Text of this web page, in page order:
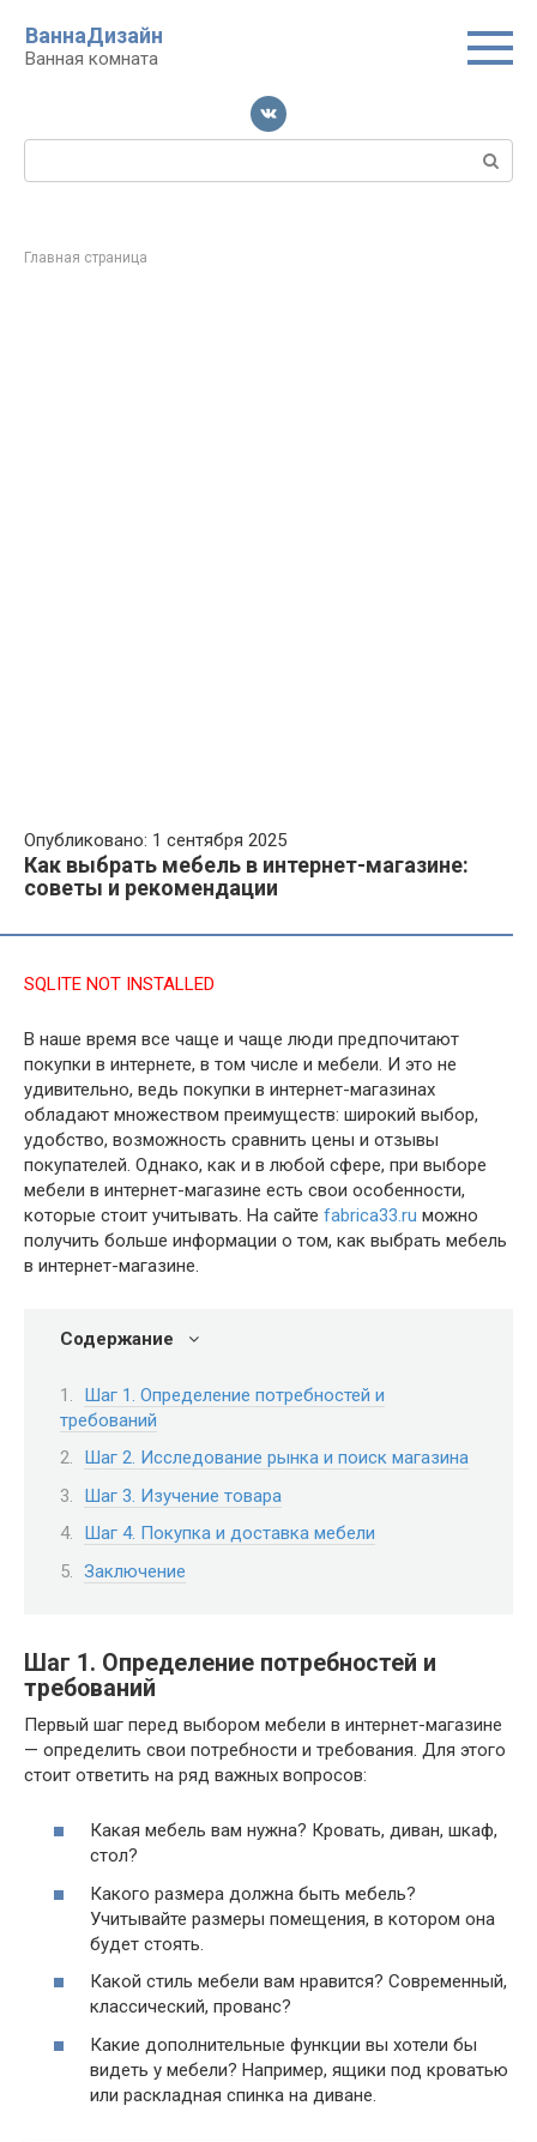
контенту
ВаннаДизайн
Ванная комната
Поиск:
Главная страница
Опубликовано: 1 сентября 2025
Как выбрать мебель в интернет-магазине:
советы и рекомендации
SQLITE NOT INSTALLED
В наше время все чаще и чаще люди предпочитают
покупки в интернете, в том числе и мебели. И это не
удивительно, ведь покупки в интернет-магазинах
обладают множеством преимуществ: широкий выбор,
удобство, возможность сравнить цены и отзывы
покупателей. Однако, как и в любой сфере, при выборе
мебели в интернет-магазине есть свои особенности,
которые стоит учитывать. На сайте fabrica33.ru можно
получить больше информации о том, как выбрать мебель
в интернет-магазине.
Содержание
Шаг 1. Определение потребностей и
требований
Шаг 2. Исследование рынка и поиск магазина
Шаг 3. Изучение товара
Шаг 4. Покупка и доставка мебели
Заключение
Шаг 1. Определение потребностей и
требований
Первый шаг перед выбором мебели в интернет-магазине
— определить свои потребности и требования. Для этого
стоит ответить на ряд важных вопросов:
Какая мебель вам нужна? Кровать, диван, шкаф,
стол?
Какого размера должна быть мебель?
Учитывайте размеры помещения, в котором она
будет стоять.
Какой стиль мебели вам нравится? Современный,
классический, прованс?
Какие дополнительные функции вы хотели бы
видеть у мебели? Например, ящики под кроватью
или раскладная спинка на диване.